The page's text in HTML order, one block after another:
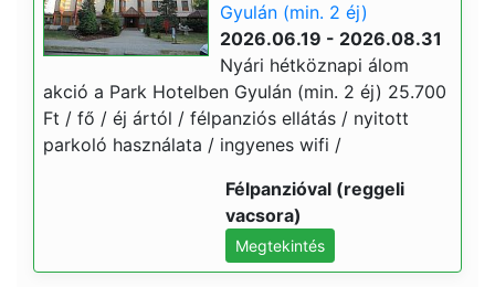
Gyulán (min. 2 éj)
2026.06.19 - 2026.08.31
Nyári hétköznapi álom
akció a Park Hotelben Gyulán (min. 2 éj) 25.700
Ft / fő / éj ártól / félpanziós ellátás / nyitott
parkoló használata / ingyenes wifi /
Félpanzióval (reggeli
vacsora)
Megtekintés